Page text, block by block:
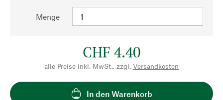
Menge
CHF 4.40
alle Preise inkl. MwSt., zzgl. Versandkosten
In den Warenkorb